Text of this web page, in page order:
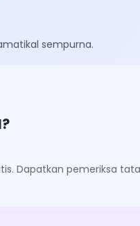
sempurna.
Dapatkan pemeriksa